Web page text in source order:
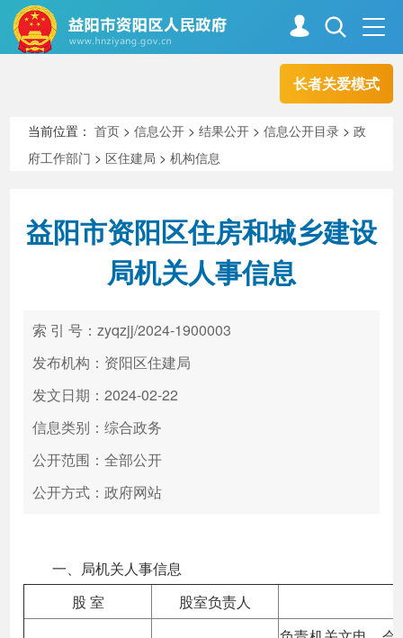
长者关爱模式
走进资阳
新闻中心 解读回应
政务服务
高效办成一件事
当前位置：首页 >信息公开 >结果公开 >信息公开目录 >政
府工作部门 > 区住建局 >机构信息
益阳市资阳区住房和城乡建设
局机关人事信息
索 引 号：zyqzjj/2024-1900003
发布机构：资阳区住建局
发文日期：2024-02-22
信息类别：综合政务
公开范围：全部公开
公开方式：政府网站
一、局机关人事信息
股 室
股室负责人